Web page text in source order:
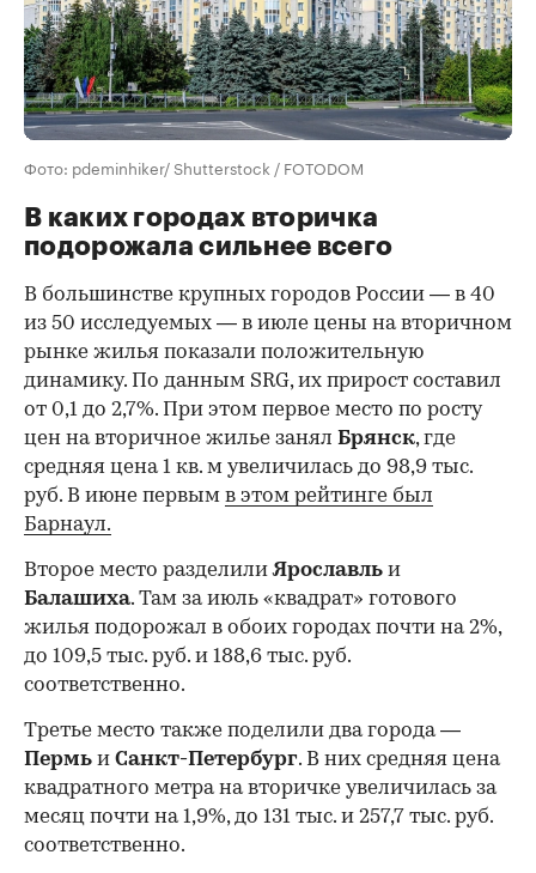
Фото: pdeminhiker/ Shutterstock / FOTODOM
В каких городах вторичка
подорожала сильнее всего
В большинстве крупных городов России — в 40
из 50 исследуемых — в июле цены на вторичном
рынке жилья показали положительную
динамику. По данным SRG, их прирост составил
от 0,1 до 2,7%. При этом первое место по росту
цен на вторичное жилье занял Брянск, где
средняя цена 1 кв. м увеличилась до 98,9 тыс.
руб. В июне первым в этом рейтинге был
Барнаул.
Второе место разделилиЯрославль и
Балашиха. Там за июль «квадрат» готового
жилья подорожал в обоих городах почти на 2%,
до 109,5 тыс. руб. и 188,6 тыс. руб.
соответственно.
Третье место также поделили два города —
Пермь и Санкт-Петербург. В них средняя цена
квадратного метра на вторичке увеличилась за
месяц почти на 1,9%, до 131 тыс. и 257,7 тыс. руб.
соответственно.